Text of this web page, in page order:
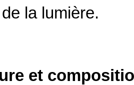
la lumière.
et